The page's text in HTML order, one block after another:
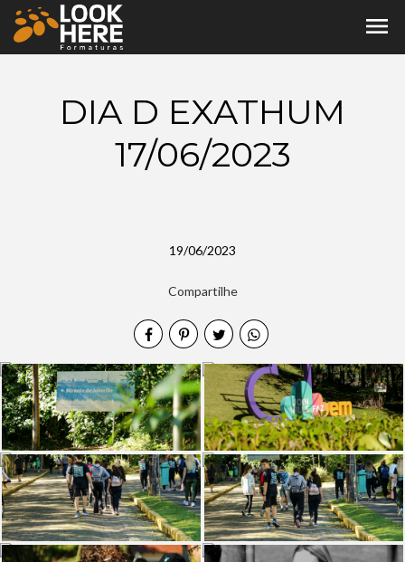
menu
DIA D EXATHUM
17/06/2023
19/06/2023
Compartilhe